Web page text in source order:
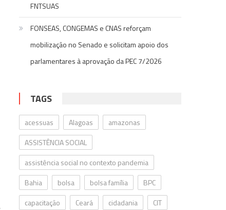
FNTSUAS
FONSEAS, CONGEMAS e CNAS reforçam
mobilização no Senado e solicitam apoio dos
parlamentares à aprovação da PEC 7/2026
TAGS
acessuas Alagoas
amazonas
ASSISTÊNCIA SOCIAL
assistência social no contexto pandemia
Bahia
bolsa bolsa família
BPC
capacitação
Ceará cidadania
CIT